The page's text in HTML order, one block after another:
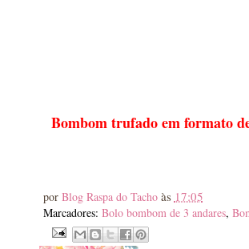
Bombom trufado em formato
por Blog Raspa do Tacho às 17:05
Marcadores: Bolo bombom de 3 andares,